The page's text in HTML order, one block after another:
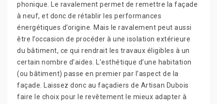
phonique. Le ravalement permet de remettre la façade
à neuf, et donc de rétablir les performances
énergétiques d’origine. Mais le ravalement peut aussi
être l’occasion de procéder à une isolation extérieure
du bâtiment, ce qui rendrait les travaux éligibles à un
certain nombre d’aides. L’esthétique d’une habitation
(ou bâtiment) passe en premier par l’aspect de la
façade. Laissez donc au façadiers de Artisan Dubois
faire le choix pour le revêtement le mieux adapter à